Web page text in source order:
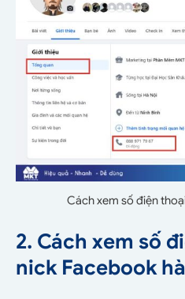
Cách xem số điện
2. Cách xem số
nick Facebook